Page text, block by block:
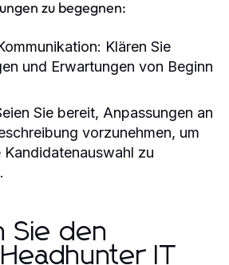
zu begegnen:
Klären Sie
und Erwartungen von Beginn
Sie bereit, Anpassungen an
vorzunehmen, um
Kandidatenauswahl zu
Sie den
IT